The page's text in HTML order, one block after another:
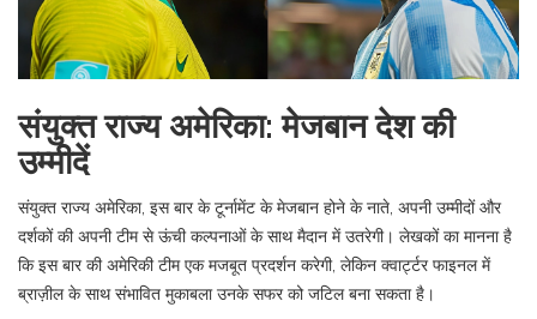
संयुक्त राज्य अमेरिका: मेजबान देश की
उम्मीदें
संयुक्त राज्य अमेरिका, इस बार के टूर्नामेंट के मेजबान होने के नाते, अपनी उम्मीदों और
दर्शकों की अपनी टीम से ऊंची कल्पनाओं के साथ मैदान में उतरेगी। लेखकों का मानना है
कि इस बार की अमेरिकी टीम एक मजबूत प्रदर्शन करेगी, लेकिन क्वार्ट्टर फाइनल में
ब्राज़ील के साथ संभावित मुकाबला उनके सफर को जटिल बना सकता है।